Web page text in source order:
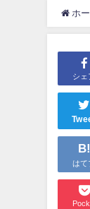
ホ
シェ
B!
はて